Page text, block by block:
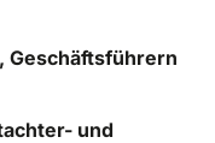
Geschäftsführern
und